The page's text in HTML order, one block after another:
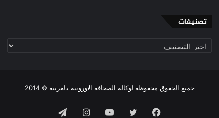
تصنيفات
تصنيفات
جميع الحقوق محفوظة لوكالة الصحافة الاوروبية بالعربية © 2014
فيسبوك تويتر يوتيوبانستقرامتيلقرام